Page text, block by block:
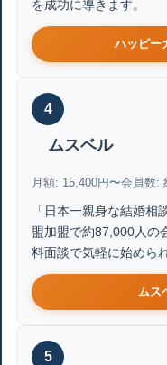
を成功に導きます。
ハッピー
4
ムスベル
月額: 15,400円〜会員数:
「日本一親身な結婚
盟加盟で約87,000人の
料面談で気軽に始めら
ムス
5